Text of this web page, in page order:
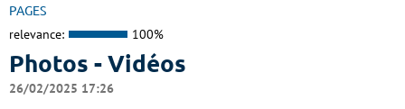
PAGES
relevance: 100%
Photos - Vidéos
26/02/2025 17:26